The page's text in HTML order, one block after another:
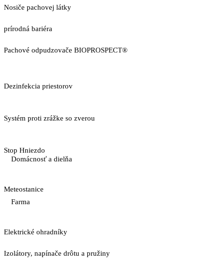
Nosiče pachovej látky
prírodná bariéra
Pachové odpudzovače BIOPROSPECT®
Dezinfekcia priestorov
Systém proti zrážke so zverou
Stop Hniezdo
Domácnosť a dielňa
Meteostanice
Farma
Elektrické ohradníky
Izolátory, napínače drôtu a pružiny